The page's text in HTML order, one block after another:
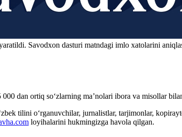
Savodxon dasturi matndagi imlo xatolarini
dan ortiq so‘zlarning ma’nolari ibora va misollar
tilini o‘rganuvchilar, jurnalistlar, tarjimonlar,
loyihalarini hukmingizga havola qilgan.